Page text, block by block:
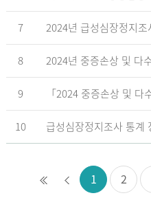
7
8
9
10 급성심장정지조사 통계
1 2